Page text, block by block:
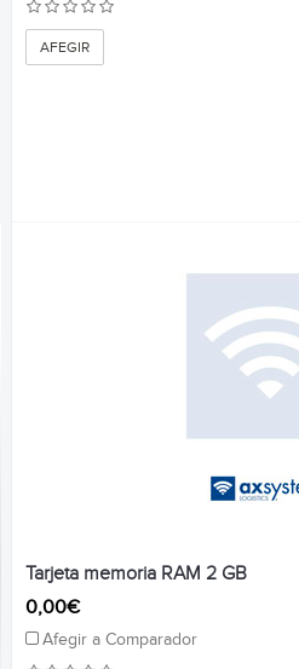
AFEGIR
Tarjeta memoria RAM 2 GB
0,00€
Afegir a Comparador